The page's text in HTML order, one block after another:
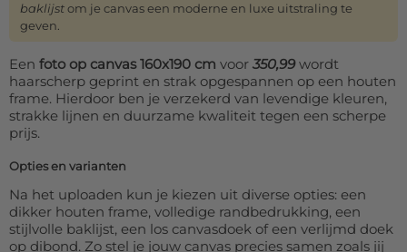
baklijstom je canvas een moderne en luxe uitstraling te
geven.
Een foto op canvas 160x190 cm voor 350,99wordt
haarscherp geprint en strak opgespannen op een houten
frame. Hierdoor ben je verzekerd van levendige kleuren,
strakke lijnen en duurzame kwaliteit tegen een scherpe
prijs.
Opties en varianten
Na het uploaden kun je kiezen uit diverse opties: een
dikker houten frame, volledige randbedrukking, een
stijlvolle baklijst, een los canvasdoek of een verlijmd doek
op dibond. Zo stel je jouw canvas precies samen zoals jij